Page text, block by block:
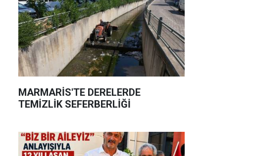
MARMARİS'TE DERELERDE
TEMİZLİK SEFERBERLİĞİ